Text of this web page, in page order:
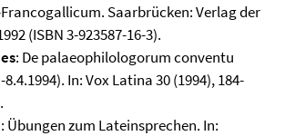
Saarbrücken: Verlag der
(ISBN 3-923587-16-3).
: De palaeophilologorum conventu
In: Vox Latina 30 (1994), 184-
: Übungen zum Lateinsprechen. In: